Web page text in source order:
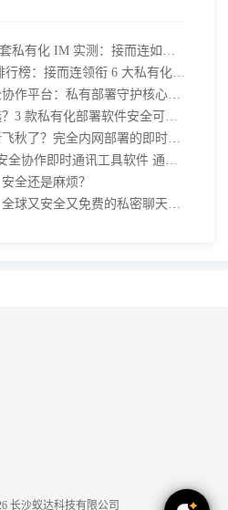
内网通讯怕泄密？3 套私有化 IM 实测：接而连如何筑牢安全防线并提效
2026 政企内网协同排行榜：接而连领衔 6 大私有化方案，安全与效率双升级
接而连企业数据安全协作平台：私有部署守护核心信息合规
内网聊天工具怎么选？3 款私有化部署软件安全可靠又高效
卢本陶为什么不更新飞秋了？完全内网部署的即时通讯软件推荐
接二连三（J2L3x）安全协作即时通讯工具软件 通过邀请加入更安全更可信
全还是麻烦？
安全聊天软件测评：全球又安全又免费的私密聊天通讯软件
长沙蚁达科技有限公司